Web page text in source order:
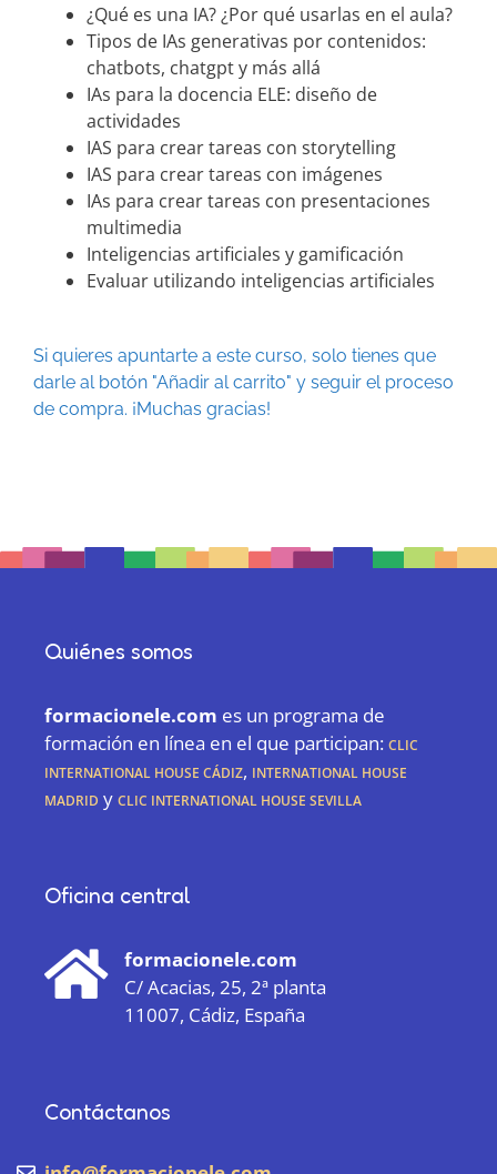
¿Qué es una IA? ¿Por qué usarlas en el aula?
Tipos de IAs generativas por contenidos:
chatbots, chatgpt y más allá
IAs para la docencia ELE: diseño de
actividades
IAS para crear tareas con storytelling
IAS para crear tareas con imágenes
IAs para crear tareas con presentaciones
multimedia
Inteligencias artificiales y gamificación
Evaluar utilizando inteligencias artificiales
Si quieres apuntarte a este curso, solo tienes que
darle al botón "Añadir al carrito" y seguir el proceso
de compra. ¡Muchas gracias!
Quiénes somos
formacionele.com es un programa de
formación en línea en el que participan:CLIC
International House Cádiz, International House
Madrid yCLIC International House Sevilla
Oficina central
formacionele.com
C/ Acacias, 25, 2ª planta
11007, Cádiz, España
Contáctanos